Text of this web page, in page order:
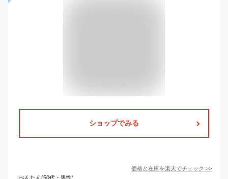
ショップでみる
価格と在庫を楽天でチェック >>
べんたん(50代・男性)